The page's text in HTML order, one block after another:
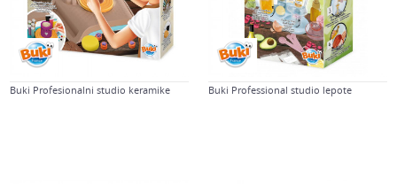
Buki Profesionalni studio keramike Buki Professional studio lepote